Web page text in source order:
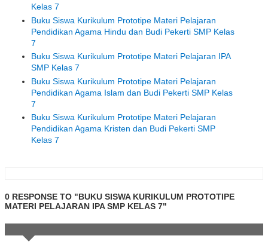
Kelas 7
Buku Siswa Kurikulum Prototipe Materi Pelajaran
Pendidikan Agama Hindu dan Budi Pekerti SMP Kelas
7
Buku Siswa Kurikulum Prototipe Materi Pelajaran IPA
SMP Kelas 7
Buku Siswa Kurikulum Prototipe Materi Pelajaran
Pendidikan Agama Islam dan Budi Pekerti SMP Kelas
7
Buku Siswa Kurikulum Prototipe Materi Pelajaran
Pendidikan Agama Kristen dan Budi Pekerti SMP
Kelas 7
0 RESPONSE TO "BUKU SISWA KURIKULUM PROTOTIPE
MATERI PELAJARAN IPA SMP KELAS 7"